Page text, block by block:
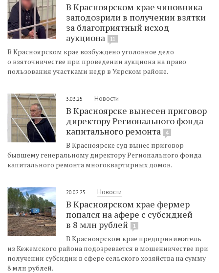
В Красноярском крае чиновника
заподозрили в получении взятки
за благоприятный исход
аукциона
11
В Красноярском крае возбуждено уголовное дело
о взяточничестве при проведении аукциона на право
пользования участками недр в Уярском районе.
3.03.25 Новости
В Красноярске вынесен приговор
директору Регионального фонда
капитального ремонта
4
В Красноярске суд вынес приговор
бывшему генеральному директору Регионального фонда
капитального ремонта многоквартирных домов.
20.02.25 Новости
В Красноярском крае фермер
попался на афере с субсидией
в 8 млн рублей
1
В Красноярском крае предприниматель
из Кежемского района подозревается в мошенничестве при
получении субсидии в сфере сельского хозяйства на сумму
8 млн рублей.